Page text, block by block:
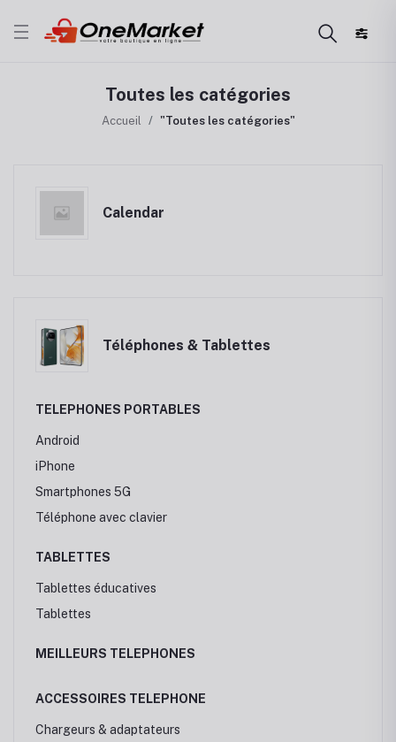
Toutes les catégories
Accueil "Toutes les catégories"
Calendar
Téléphones & Tablettes
TELEPHONES PORTABLES
Android
iPhone
Smartphones 5G
Téléphone avec clavier
TABLETTES
Tablettes éducatives
Tablettes
MEILLEURS TELEPHONES
ACCESSOIRES TELEPHONE
Chargeurs & adaptateurs